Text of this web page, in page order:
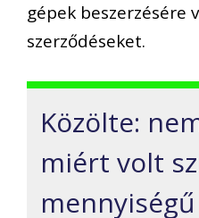
gépek beszerzésére
szerződéseket.
Közölte:
miért volt